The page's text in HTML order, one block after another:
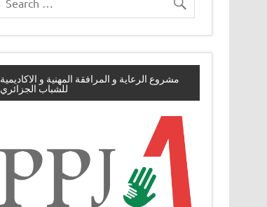
مشروع الرعاية و المرافقة المهنية و الاكاديمية
للشباب الجزائري